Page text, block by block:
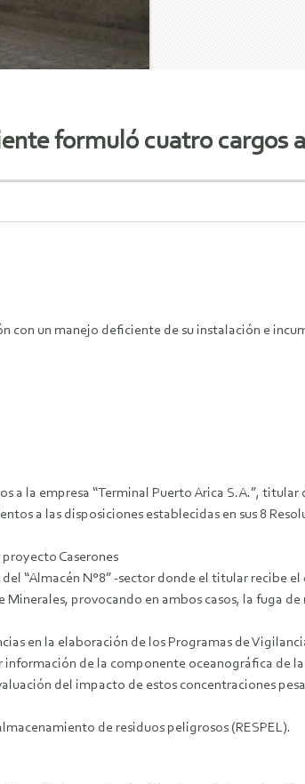
formuló cuatro cargos
con un manejo deficiente de su instalación e
la empresa “Terminal Puerto Arica S.A.”,
a las disposiciones establecidas en sus 8
Caserones
“Almacén N°8” -sector donde el titular recibe
provocando en ambos casos, la fuga
en la elaboración de los Programas de
información de la componente oceanográfica de
del impacto de estos concentraciones
de residuos peligrosos (RESPEL).